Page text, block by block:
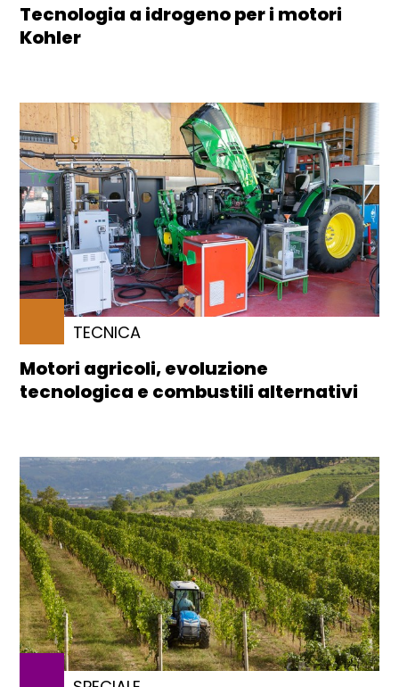
Tecnologia a idrogeno per i motori
Kohler
TECNICA
Motori agricoli, evoluzione
tecnologica e combustili alternativi